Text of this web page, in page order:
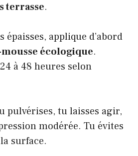
terrasse.
épaisses, applique d’abord
écologique.
à 48 heures selon
pulvérises, tu laisses agir,
modérée. Tu évites
surface.